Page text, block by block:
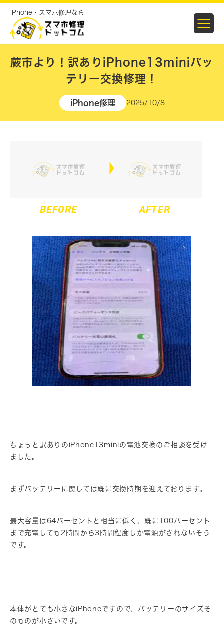
iPhone・スマホ修理なら
蕨市より！訳ありiPhone13miniバッ
テリー交換修理！
iPhone修理 2025/10/8
BEFORE AFTER
ちょっと訳ありのiPhone13miniの電池交換のご相談を受け
ました。
まずバッテリーに関しては既に交換時期を迎えております。
最大容量は64パーセントと相当に低く、既に100パーセント
まで充電しても2時間から3時間程度しか電源がされないそう
です。
本体がとても小さなiPhoneですので、バッテリーのサイズそ
のものが小さいです。